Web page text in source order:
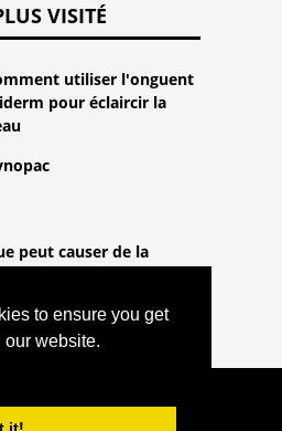
to ensure you get
our website.
VISITÉ
utiliser l'onguent
pour éclaircir la
peut causer de la
2026